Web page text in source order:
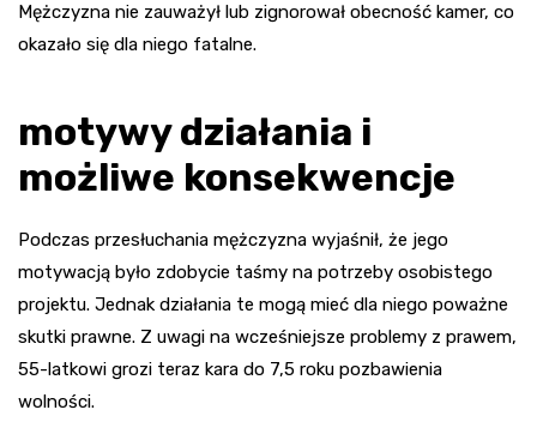
Mężczyzna nie zauważył lub zignorował obecność kamer, co
okazało się dla niego fatalne.
motywy działania i
możliwe konsekwencje
Podczas przesłuchania mężczyzna wyjaśnił, że jego
motywacją było zdobycie taśmy na potrzeby osobistego
projektu. Jednak działania te mogą mieć dla niego poważne
skutki prawne. Z uwagi na wcześniejsze problemy z prawem,
55-latkowi grozi teraz kara do 7,5 roku pozbawienia
wolności.